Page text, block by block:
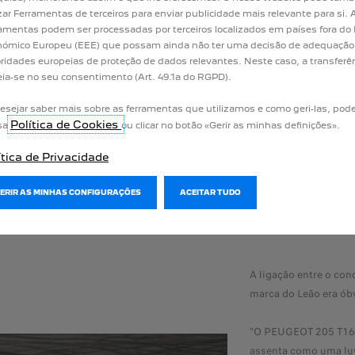
que muito poucos
oportunidade de
na vida, não só
como seres
privilegiado
aqui para
Todt para discutir o projeto com ele, comecei por lhe fazer uma
e que só contrata franceses, é verdade?" respondeu ele: "Não Ari,
primeira conversa tranquilizou-me muito.
A ligação entre o
marca do Leão era
"O PEUGEOT 205
assenta como uma
Ferramentas de terceiros para enviar publicidade mais relevante para si.
podem ser processadas por terceiros localizados em países fora do
Europeu (EEE) que possam ainda não ter uma decisão de
europeias de proteção de dados relevantes. Neste caso, a
se no seu consentimento (Art. 49.1a do RGPD).
saber mais sobre as ferramentas que utilizamos e como geri-las,
Política de Cookies ou clicar no botão «Gerir as minhas definições».
de Privacidade
GERIR AS MINHAS CONFIGURAÇÕES ACEITAR TUDO